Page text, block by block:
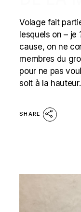
Volage fait
lesquels on – je
cause, on ne
membres du
pour ne pas
soit à la
SHARE